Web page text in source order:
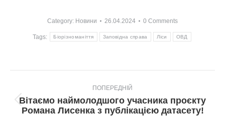
Category: Новини 26.04.2024 0 Comments
Tags: Біорізноманіття Заповідна справа Ліси ОВД
navigation
ПОПЕРЕДНІЙ
Попередній
пост:
Вітаємо наймолодшого учасника проєкту
Романа Лисенка з публікацією датасету!